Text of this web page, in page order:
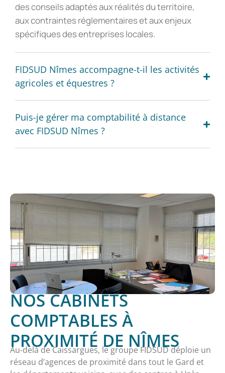
des conseils adaptés aux réalités du territoire,
aux contraintes réglementaires et aux enjeux
spécifiques des entreprises locales.
FIDSUD Nîmes accompagne-t-il les activités
agricoles et équestres ?
Puis-je gérer ma comptabilité à distance
avec FIDSUD Nîmes ?
NOS CABINETS
COMPTABLES À
PROXIMITÉ DE NÎMES
Au-delà de Caissargues, le groupe FIDSUD déploie un
réseau d’agences de proximité dans tout le Gard et